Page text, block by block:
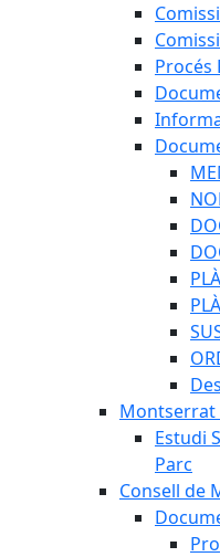
Procés
Montserrat
Estudi
Parc
Consell de